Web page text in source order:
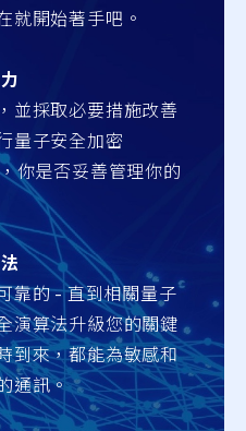
就開始著手吧。
並採取必要措施改善
量子安全加密
你是否妥善管理你的
靠的 - 直到相關量子
演算法升級您的關鍵
到來，都能為敏感和
通訊。